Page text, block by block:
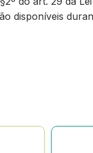
disponíveis